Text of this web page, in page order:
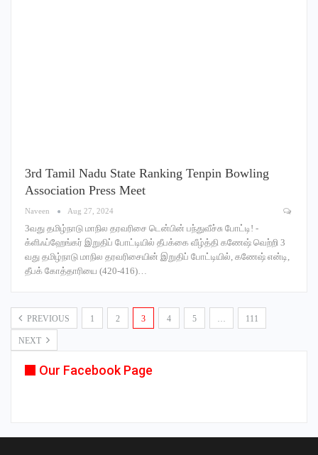
3rd Tamil Nadu State Ranking Tenpin Bowling
Association Press Meet
Naveen Aug 27, 2024
3வது தமிழ்நாடு மாநில தரவரிசை டென்பின் பந்துவீச்சு போட்டி! -
க்ளிஃப்ஹேங்கர் இறுதிப் போட்டியில் தீபக்கை வீழ்த்தி கணேஷ் வெற்றி 3
வது தமிழ்நாடு மாநில தரவரிசையின் இறுதிப் போட்டியில், கணேஷ் என்டி,
தீபக் கோத்தாரியை (420-416)…
PREVIOUS 1 2 3 4 5 … 111
NEXT
Our Facebook Page